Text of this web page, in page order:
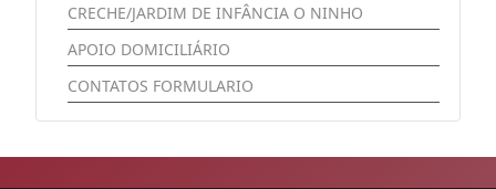
CRECHE/JARDIM DE INFÂNCIA O NINHO
APOIO DOMICILIÁRIO
CONTATOS FORMULARIO